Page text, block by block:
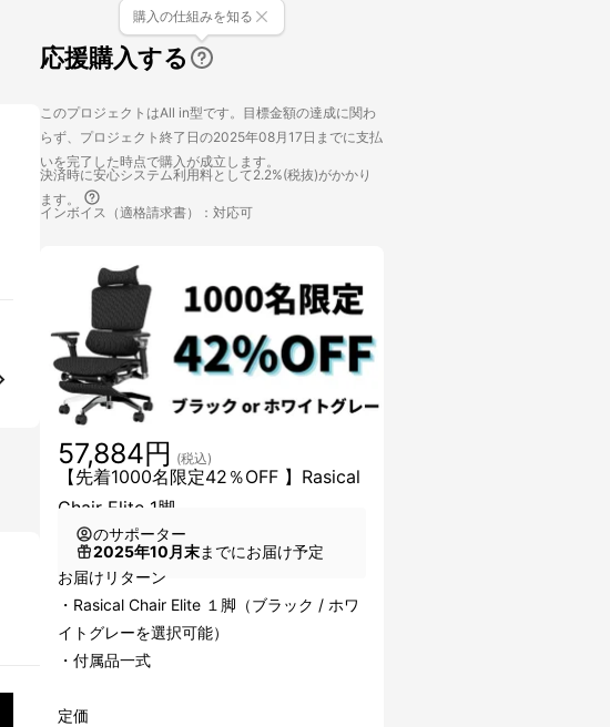
応援購入する
購入の仕組みを知る
このプロジェクトはAll in型です。目標金額の達成に関わ
らず、プロジェクト終了日の2025年08月17日までに支払
いを完了した時点で購入が成立します。
決済時に安心システム利用料として2.2%(税抜)がかかり
ます。
インボイス（適格請求書）：対応可
【先着1000名限定42％OFF 】Rasical
Chair Elite 1脚
57,884円 (税込)
のサポーター
2025年10月末までにお届け予定
お届けリターン
・Rasical Chair Elite １脚（ブラック / ホワ
イトグレーを選択可能）
・付属品一式
定価